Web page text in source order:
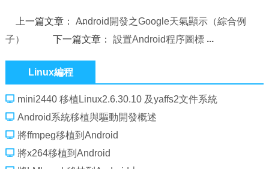
上一篇文章：Android開發之Google天氣顯示（綜合例
子）
下一篇文章： 設置Android程序圖標
Linux編程
mini2440 移植Linux2.6.30.10 及yaffs2文件系統
Android系統移植與驅動開發概述
將ffmpeg移植到Android
將x264移植到Android